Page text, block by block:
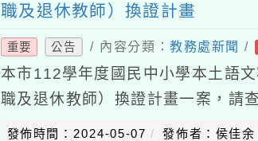
職及退休教師）換證計畫
重要 公告 / 內容分類：教務處新聞 /
本市112學年度國民中小學本土語
職及退休教師）換證計畫一案，請
月18日桃教小字第1130034062號
發佈時間：2024-05-07 發佈者：侯佳余